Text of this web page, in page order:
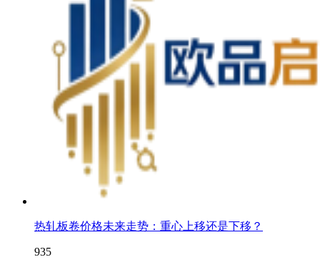
热轧板卷价格未来走势：重心上移还是下移？
935